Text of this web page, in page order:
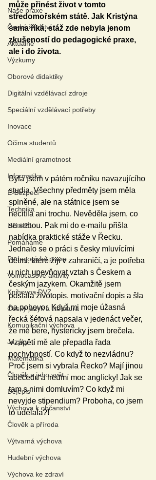
Naše praxe
České školství
Aktuálně
Výzkumy
Oborové didaktiky
Digitální vzdělávací zdroje
Speciální vzdělávací potřeby
Inovace
Očima studentů
Mediální gramotnost
Informatika
E-Bezpečí
Technika
Učitel21
Pomáháme
Pedagogická praxe
Volnočasové aktivity
Knihovna DVZ
Český jazyk a literatura
Komunikační výchova
Jazyky
Matematika
Člověk a jeho svět
Dějepis
Výchova k občanství
Člověk a příroda
Výtvarná výchova
Hudební výchova
Výchova ke zdraví
může přinést život v tomto
středomořském státě. Jak Kristýna
sama říká, stáž zde nebyla jenom
zkušeností do pedagogické praxe,
ale i do života.
Byla jsem v pátém ročníku navazujícího
studia. Všechny předměty jsem měla
splněné, ale na státnice jsem se
necítila ani trochu. Nevěděla jsem, co
se sebou. Pak mi do e-mailu přišla
nabídka praktické stáže v Řecku.
Jednalo se o práci s česky mluvícími
dětmi, které žijí v zahraničí, a je potřeba
u nich upevňovat vztah s Českem a
českým jazykem. Okamžitě jsem
poslala životopis, motivační dopis a šla
na pohovor. Když mi moje úžasná
řecká šéfová napsala v jedenáct večer,
že mě bere, hystericky jsem brečela.
Vzápětí mě ale přepadla řada
pochybností. Co když to nezvládnu?
Proč jsem si vybrala Řecko? Mají jinou
abecedu a neumí moc anglicky! Jak se
tam s nimi domluvím? Co když mi
nevyjde stipendium? Proboha, co jsem
to udělala?!